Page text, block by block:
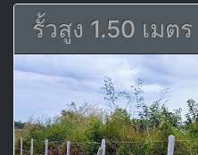
รั้วสูง 1.50 เมต